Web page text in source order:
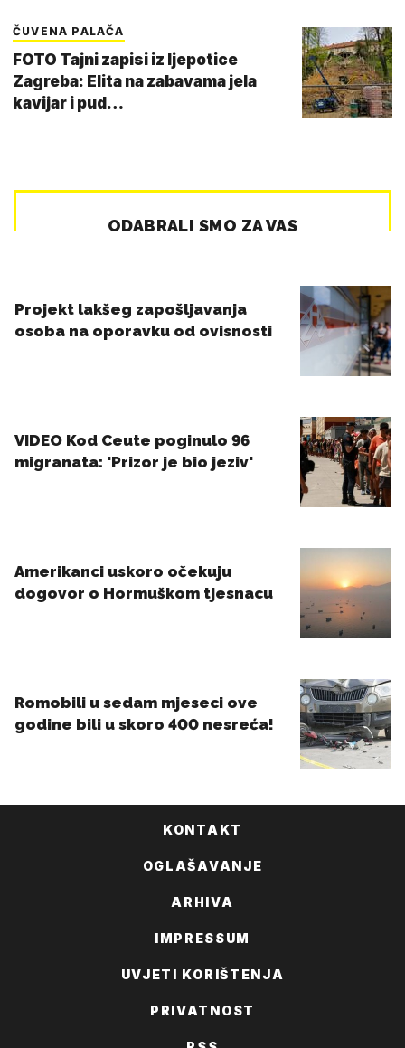
ČUVENA PALAČA
FOTO Tajni zapisi iz ljepotice
Zagreba: Elita na zabavama jela
kavijar i pud…
KONTAKT
OGLAŠAVANJE
ARHIVA
IMPRESSUM
UVJETI KORIŠTENJA
PRIVATNOST